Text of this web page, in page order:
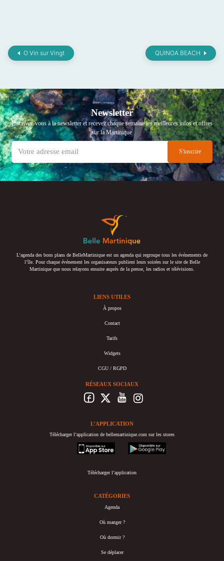
O Vin sur Vingt QUINOA BEACH
Newsletter
Inscrivez-vous à la newsletter et recevez chaque semaine les meilleures infos et offres
sur la Martinique
L’agenda des bons plans de BelleMartinique est un agenda qui regroupe tous les événements de
l’île. Pour chaque événement les organisateurs publient leurs soirées sur le site de Belle
Martinique que nous relayons ensuite auprès de la presse, les radios et télévisions.
LIENS UTILES
À propos
Contact
Tarifs
Widgets
CGU / RGPD
RÉSEAUX SOCIAUX
L’APPLICATION
Télécharger l’application de bellemartinique.com sur les stores
appstore
googleplay
Télécharger l’application
CATÉGORIES
Agenda
Où manger ?
Où dormir ?
Se déplacer